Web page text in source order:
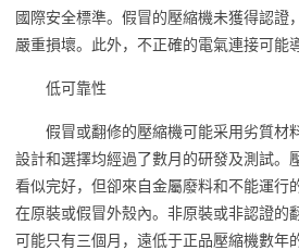
國際安全標準。假冒的壓縮機未獲得認證
嚴重損壞。此外，不正確的電氣連接可能
低可靠性
假冒或翻修的壓縮機可能采用劣質材
設計和選擇均經過了數月的研發及測試。
看似完好，但卻來自金屬廢料和不能運行
在原裝或假冒外殼內。非原裝或非認證的
可能只有三個月，遠低于正品壓縮機數年